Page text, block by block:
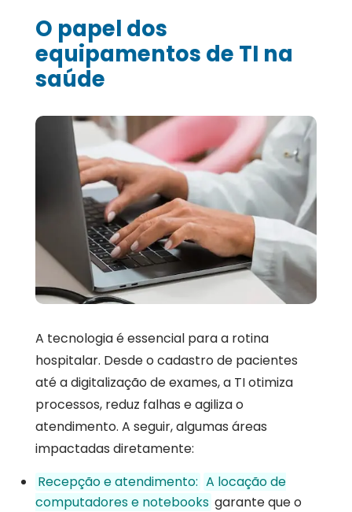
O papel dos
equipamentos de TI na
saúde
A tecnologia é essencial para a rotina
hospitalar. Desde o cadastro de pacientes
até a digitalização de exames, a TI otimiza
processos, reduz falhas e agiliza o
atendimento. A seguir, algumas áreas
impactadas diretamente:
Recepção e atendimento: A locação de
computadores e notebooks garante que o